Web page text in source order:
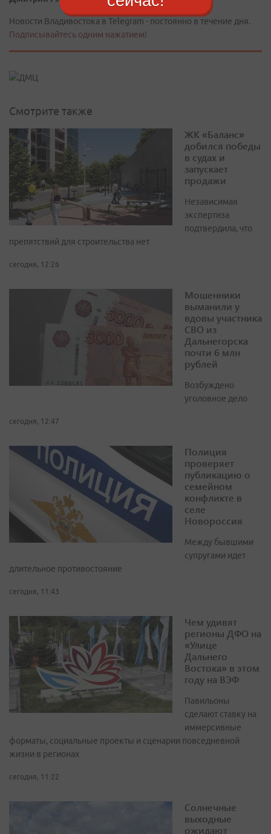
Новости Владивостока в Telegram - постоянно в течение дня.
Подписывайтесь одним нажатием!
Смотрите также
ЖК «Баланс»
добился победы
в судах и
запускает
продажи
Независимая
экспертиза
подтвердила, что
препятствий для строительства нет
сегодня, 12:26
Мошенники
выманили у
вдовы участника
СВО из
Дальнегорска
почти 6 млн
рублей
Возбуждено
уголовное дело
сегодня, 12:47
Полиция
проверяет
публикацию о
семейном
конфликте в
селе
Новороссия
Между бывшими
супругами идет
длительное противостояние
сегодня, 11:43
Чем удивят
регионы ДФО на
«Улице
Дальнего
Востока» в этом
году на ВЭФ
Павильоны
сделают ставку на
иммерсивные
форматы, социальные проекты и сценарии повседневной
жизни в регионах
сегодня, 11:22
Солнечные
выходные
ожидают